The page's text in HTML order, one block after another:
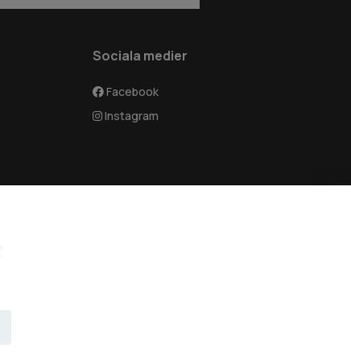
Sociala medier
Facebook
Instagram